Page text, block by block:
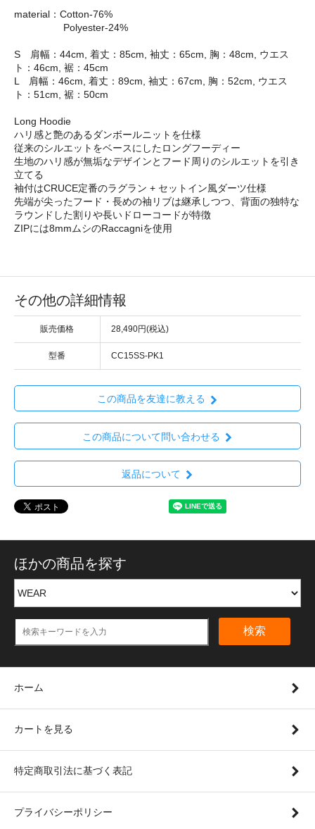
material：Cotton-76%
Polyester-24%
S 肩幅：44cm, 着丈：85cm, 袖丈：65cm, 胸：48cm, ウエス
ト：46cm, 裾：45cm
L 肩幅：46cm, 着丈：89cm, 袖丈：67cm, 胸：52cm, ウエス
ト：51cm, 裾：50cm
Long Hoodie
ハリ感と艶のあるダンボールニットを仕様
従来のシルエットをベースにしたロングフーディー
生地のハリ感が無垢なデザインとフード周りのシルエットを引き
立てる
袖付はCRUCE定番のラグラン + セットイン風ダーツ仕様
先端が尖ったフード・長めの袖リブは継承しつつ、背面の独特な
ラウンドした割りや長いドローコードが特徴
ZIPには8mmムシのRaccagniを使用
その他の詳細情報
販売価格 28,490円(税込)
型番 CC15SS-PK1
この商品を友達に教える
この商品について問い合わせる
返品について
ほかの商品を探す
検索
ホーム
カートを見る
特定商取引法に基づく表記
プライバシーポリシー